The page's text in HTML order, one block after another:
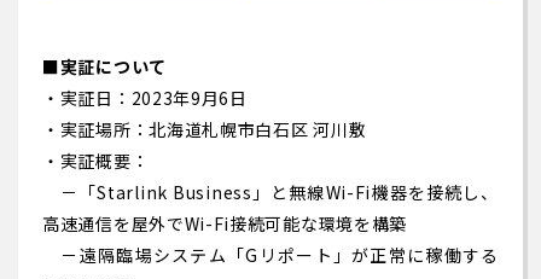
■実証について
・実証日：2023年9月6日
・実証場所：北海道札幌市白石区 河川敷
・実証概要：
－「Starlink Business」と無線Wi-Fi機器を接続し、
高速通信を屋外でWi-Fi接続可能な環境を構築
－遠隔臨場システム「Gリポート」が正常に稼働する